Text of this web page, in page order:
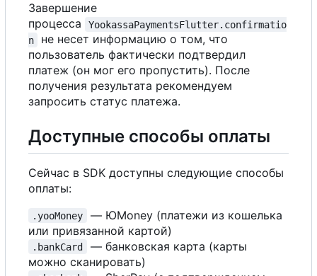
Завершение
процесса
YookassaPaymentsFlutter.confirmatio
n
не несет информацию о том, что
пользователь фактически подтвердил
платеж (он мог его пропустить). После
получения результата рекомендуем
запросить статус платежа.
Доступные способы оплаты
Сейчас в SDK доступны следующие способы
оплаты:
.yooMoney
— ЮMoney (платежи из кошелька
или привязанной картой)
.bankCard
— банковская карта (карты
можно сканировать)